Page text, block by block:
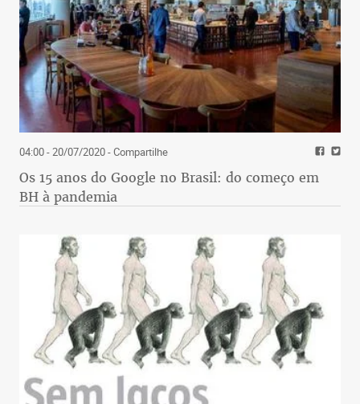
04:00 - 20/07/2020- Compartilhe
Os 15 anos do Google no Brasil: do começo em
BH à pandemia